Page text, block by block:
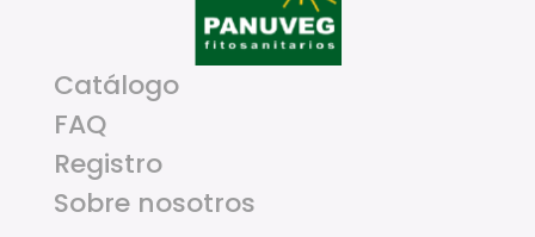
Catálogo
FAQ
Registro
Sobre nosotros